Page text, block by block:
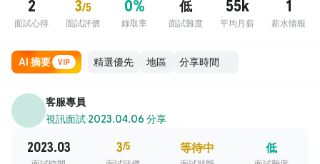
2
面試心得
3/5
面試評價
0%
錄取率
低
面試難度
55k
平均月薪
1
薪水情報
AI 摘要 VIP 地區
客服專員
視訊面試·2023.04.06 分享
2023.03 3/5 等待中 低